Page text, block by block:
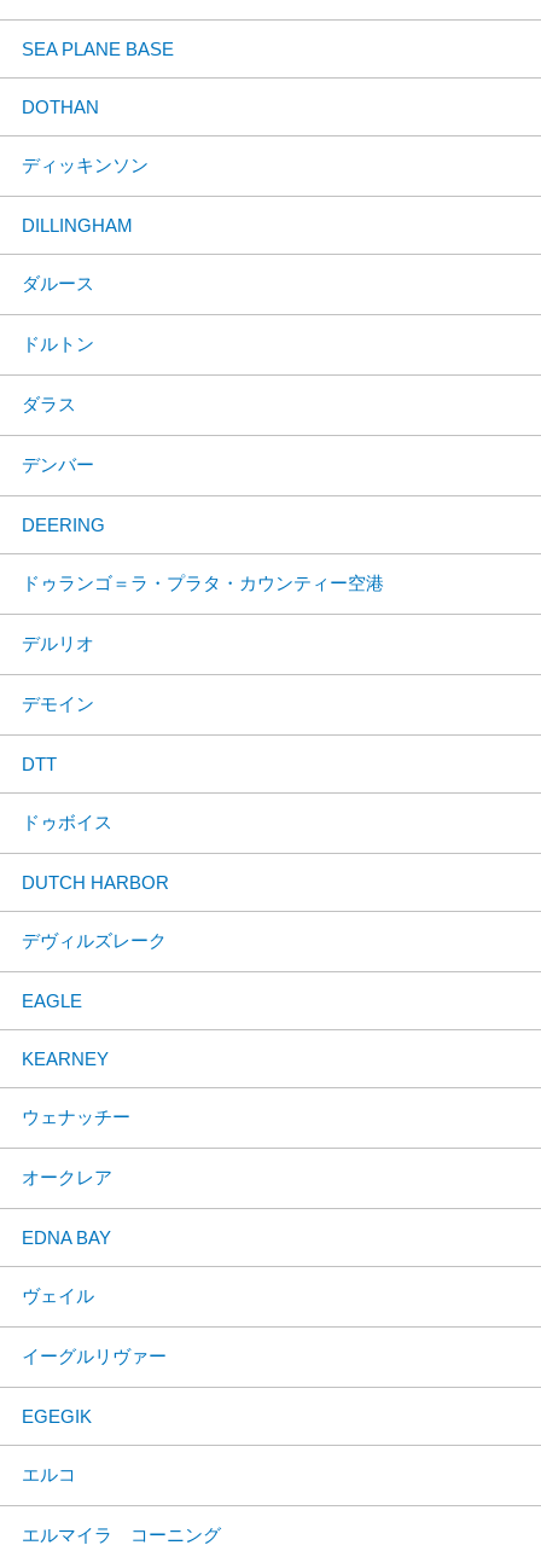
SEA PLANE BASE
DOTHAN
ディッキンソン
DILLINGHAM
ダルース
ドルトン
ダラス
デンバー
DEERING
ドゥランゴ＝ラ・プラタ・カウンティー空港
デルリオ
デモイン
DTT
ドゥボイス
DUTCH HARBOR
デヴィルズレーク
EAGLE
KEARNEY
ウェナッチー
オークレア
EDNA BAY
ヴェイル
イーグルリヴァー
EGEGIK
エルコ
エルマイラ コーニング